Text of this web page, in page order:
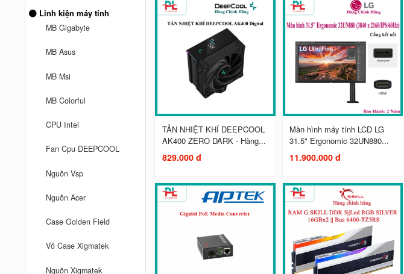
Linh kiện máy tính
MB Gigabyte
MB Asus
MB Msi
MB Colorful
CPU Intel
Fan Cpu DEEPCOOL
Nguồn Vsp
Nguồn Acer
Case Golden Field
Vỏ Case Xigmatek
Nguồn Xigmatek
TẢN NHIỆT KHÍ DEEPCOOL
AK400 ZERO DARK - Hàng...
829.000 đ
Màn hình máy tính LCD LG
31.5" Ergonomic 32UN880...
11.900.000 đ